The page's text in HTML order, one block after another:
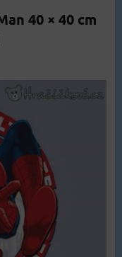
40 × 40 cm